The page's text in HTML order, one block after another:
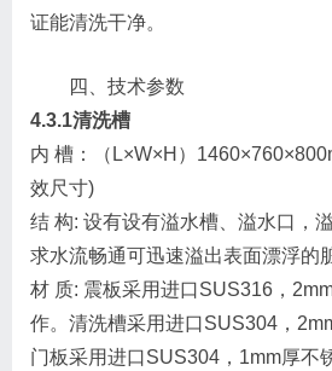
证能清洗干净。
四、技术参数
4.3.1清洗槽
内 槽：（L×W×H）
效尺寸)
结 构: 设有设有溢水槽、溢水口，
求水流畅通可迅速溢出表面漂浮的
材 质: 震板采用进口SUS316，
作。清洗槽采用进口SUS304，
门板采用进口SUS304，1mm厚不